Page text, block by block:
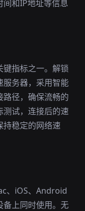
间和IP地址等信息
指标之一。解锁
服务器，采用智能
路径，确保流畅的
测试，连接后的速
持稳定的网络速
、iOS、Android
备上同时使用。无